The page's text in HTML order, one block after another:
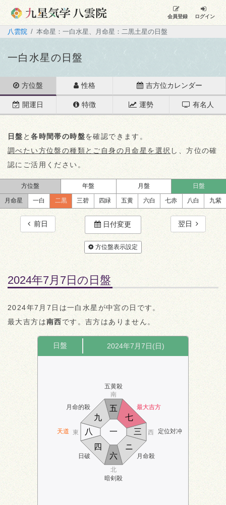
会員登録 ログイン
八雲院 本命星：一白水星、月命星：二黒土星の日盤
一白水星の日盤
方位盤 性格 吉方位カレンダー
開運日 特徴 運勢 有名人
日盤 と各時間帯の時盤を確認できます。
調べたい方位盤の種類とご自身の月命星を選択 し、方位の確
認にご活用ください。
方位盤 年盤 月盤 日盤
月命星 一白 二黒 三碧 四緑 五黄 六白 七赤 八白 九紫
前日 日付変更 翌日
方位盤表示設定
2024年7月7日の日盤
2024年7月7日は一白水星が中宮の日です。
最大吉方は南西です。吉方はありません。
日盤 2024年7月7日(日)
月命的殺
五黄殺
最大吉方
天道 定位対冲
日破
暗剣殺
月命殺
南
北
東 西
六
七
八
九
一
ニ
三
四
五